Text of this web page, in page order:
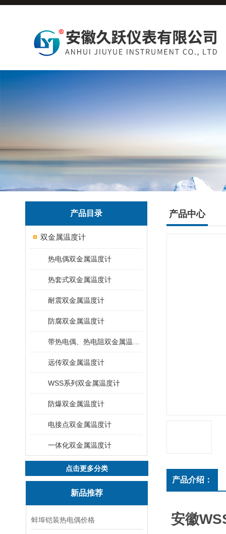
产品目录
双金属温度计
热电偶双金属温度计
热套式双金属温度计
耐震双金属温度计
防腐双金属温度计
远传双金属温度计
WSS系列双金属温度计
防爆双金属温度计
电接点双金属温度计
一体化双金属温度计
点击更多分类
新品推荐
蚌埠铠装热电偶价格
产品中心
产品介绍：
安徽